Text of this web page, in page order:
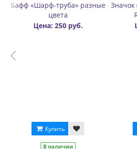
«Шарф-труба» разные
Цена: 250 руб.
Купить
В наличии
Значок (пин)
В